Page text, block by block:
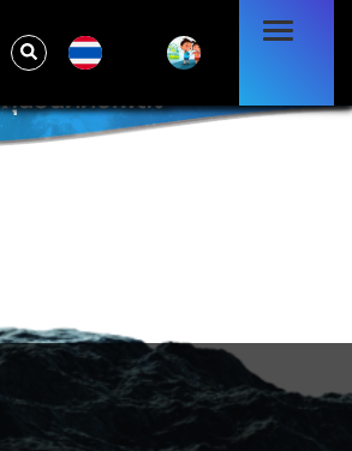
หุ่นยนต์ดับเพลิง